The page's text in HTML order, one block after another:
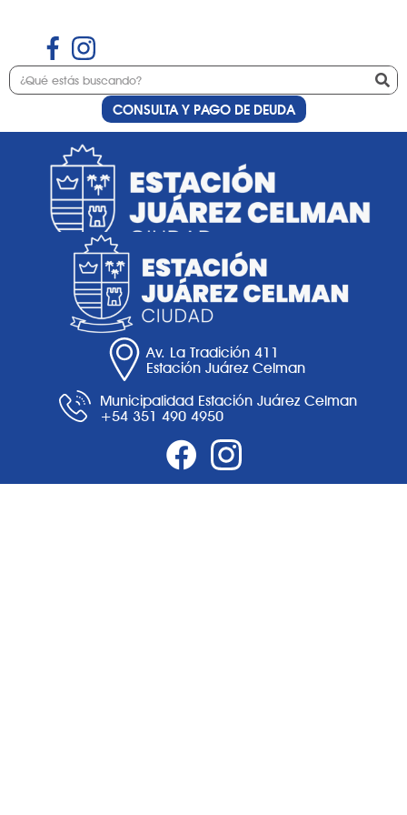
CONSULTA Y PAGO DE DEUDA
Etiqueta:masaje
Av. La Tradición 411
Estación Juárez Celman
Municipalidad Estación Juárez Celman
+54 351 490 4950